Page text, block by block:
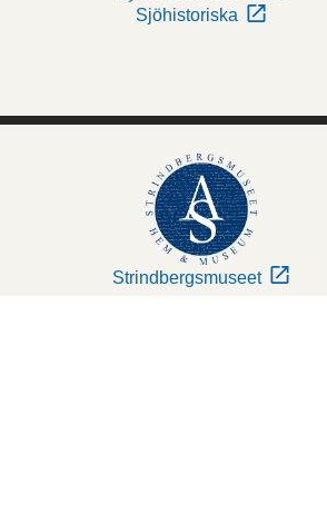
Sjöhistoriska
Strindbergsmuseet